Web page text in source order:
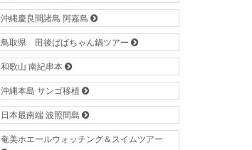
沖縄慶良間諸島 阿嘉島
鳥取県 田後ばばちゃん鍋ツアー
和歌山 南紀串本
沖縄本島 サンゴ移植
日本最南端 波照間島
奄美ホエールウォッチング＆スイムツアー